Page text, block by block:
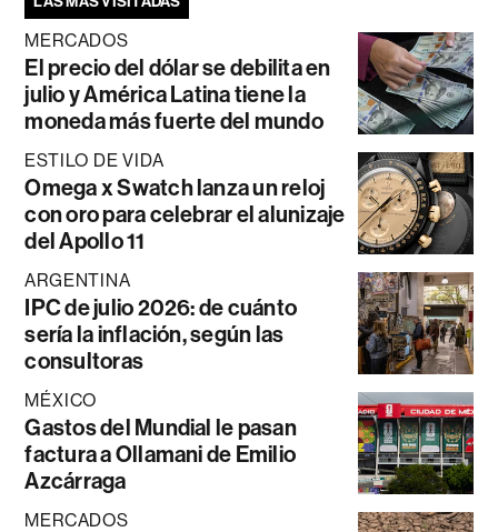
MERCADOS
El precio del dólar se debilita en
julio y América Latina tiene la
moneda más fuerte del mundo
ESTILO DE VIDA
Omega x Swatch lanza un reloj
con oro para celebrar el alunizaje
del Apollo 11
ARGENTINA
IPC de julio 2026: de cuánto
sería la inflación, según las
consultoras
MÉXICO
Gastos del Mundial le pasan
factura a Ollamani de Emilio
Azcárraga
MERCADOS